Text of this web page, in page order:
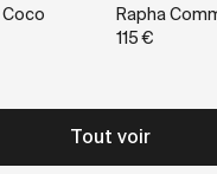
Rapha
115 €
Tout voir